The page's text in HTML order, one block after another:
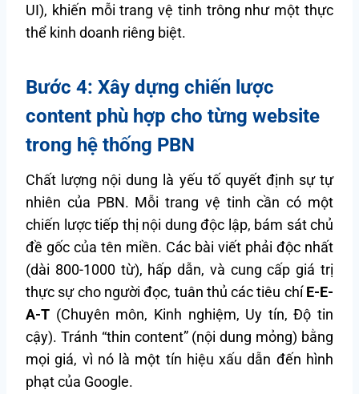
UI), khiến mỗi trang vệ tinh trông như một thực
thể kinh doanh riêng biệt.
Bước 4: Xây dựng chiến lược
content phù hợp cho từng website
trong hệ thống PBN
Chất lượng nội dung là yếu tố quyết định sự tự
nhiên của PBN. Mỗi trang vệ tinh cần có một
chiến lược tiếp thị nội dung độc lập, bám sát chủ
đề gốc của tên miền. Các bài viết phải độc nhất
(dài 800-1000 từ), hấp dẫn, và cung cấp giá trị
thực sự cho người đọc, tuân thủ các tiêu chíE-E-
A-T (Chuyên môn, Kinh nghiệm, Uy tín, Độ tin
cậy). Tránh “thin content” (nội dung mỏng) bằng
mọi giá, vì nó là một tín hiệu xấu dẫn đến hình
phạt của Google.